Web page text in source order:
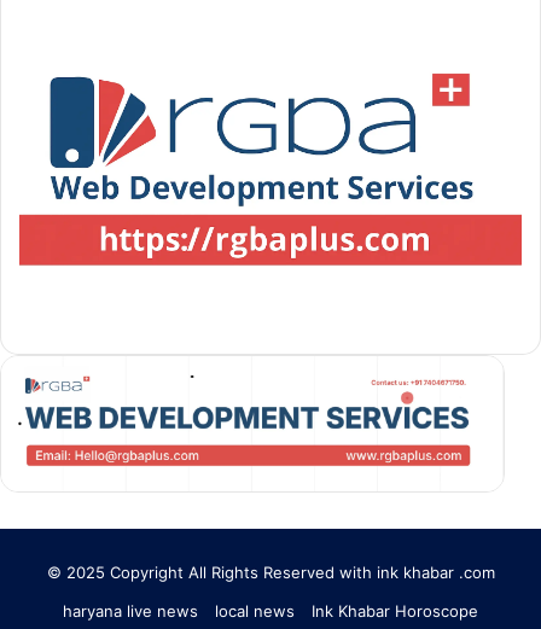
© 2025 Copyright All Rights Reserved with ink khabar .com
haryana live news
local news Ink Khabar Horoscope